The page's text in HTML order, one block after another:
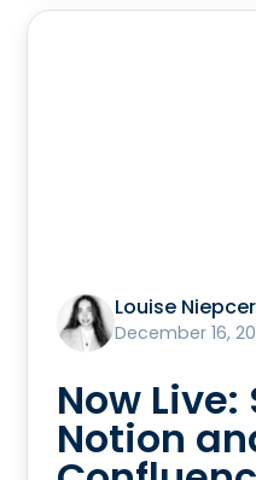
Louise
December 16,
Now Live:
Notion